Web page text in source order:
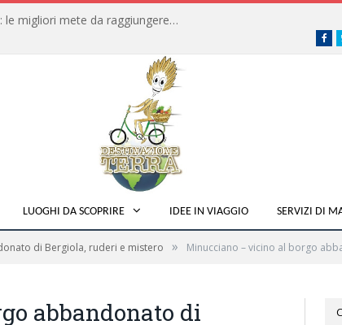
Dove fare campeggio libero in Italia: le migliori mete da raggiungere in traghetto
LUOGHI DA SCOPRIRE IDEE IN VIAGGIO SERVIZI DI
di Bergiola, ruderi e mistero » Minucciano – vicino al borgo
abbandonato di